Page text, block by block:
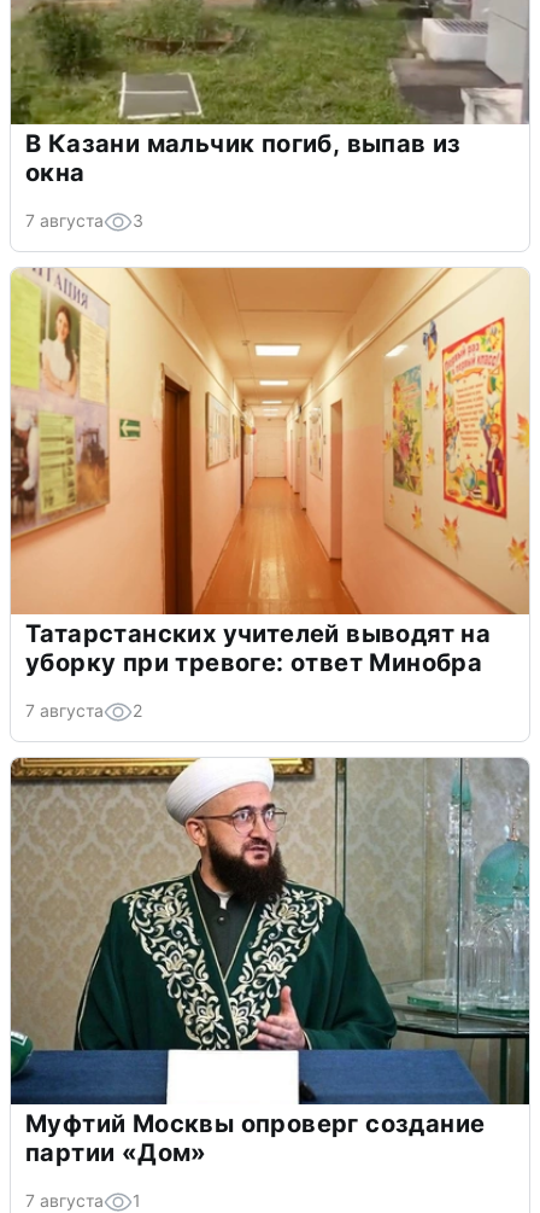
В Казани мальчик погиб, выпав из
окна
7 августа 3
Татарстанских учителей выводят на
уборку при тревоге: ответ Минобра
7 августа 2
Муфтий Москвы опроверг создание
партии «Дом»
7 августа 1